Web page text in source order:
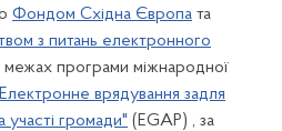
Фондом Східна Європа та
з питань електронного
межах програми міжнародної
врядування задля
участі громади" (EGAP) , за